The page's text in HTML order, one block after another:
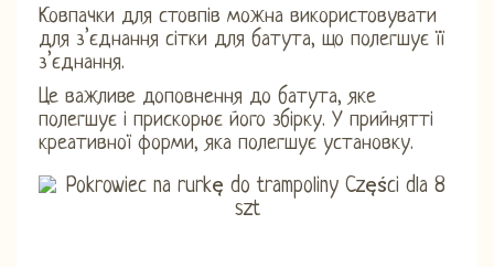
Ковпачки для стовпів можна використовувати
для з’єднання сітки для батута, що полегшує її
з’єднання.
Це важливе доповнення до батута, яке
полегшує і прискорює його збірку. У прийнятті
креативної форми, яка полегшує установку.